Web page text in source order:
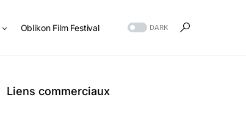
Oblikon Film Festival DARK
Liens commerciaux